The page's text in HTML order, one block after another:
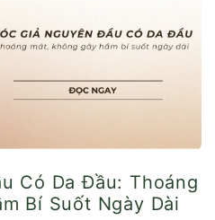
Có Da Đầu: Thoáng
Bí Suốt Ngày Dài